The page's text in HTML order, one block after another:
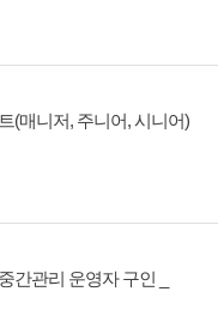
(매니저, 주니어, 시니어)
간관리 운영자 구인 _